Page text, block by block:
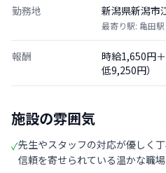
勤務地 新潟県新潟市
最寄り駅: 亀田駅
報酬
時給1,650円
低9,250円）
施設の雰囲気
✓先生やスタッフの対応が優しく
信頼を寄せられている温かな職場